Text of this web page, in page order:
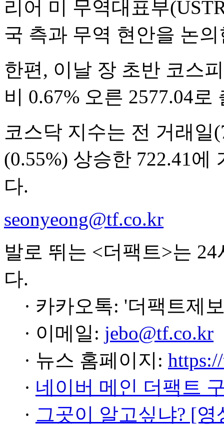
리어 미 무역대표부
국 측과 무역 현안을 논
한편, 이날 장 초반 코스
비 0.67% 오른 2577.04로
코스닥 지수는 전 거래일
(0.55%) 상승한 722.41
다.
seonyeong@tf.co.kr
발로 뛰는 <더팩트>는
다.
· 카카오톡: '더팩트제
· 이메일: jebo@tf.co.kr
· 뉴스 홈페이지:
· 네이버 메인 더팩트
· 그곳이 알고싶냐? [